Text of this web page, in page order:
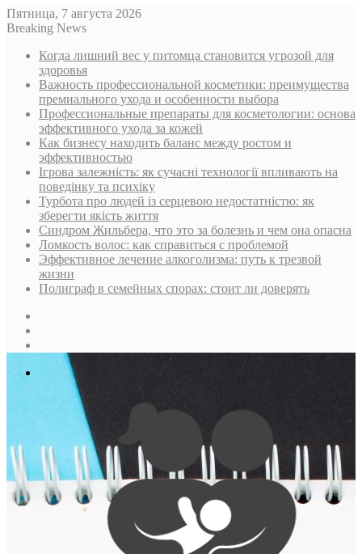
Пятница, 7 августа 2026
Breaking News
Когда лишний вес у питомца становится угрозой для
здоровья
Важность профессиональной косметики: преимущества
премиального ухода и особенности выбора
Профессиональные препараты для косметологии: основа
эффективного ухода за кожей
Как бизнесу находить баланс между ростом и
эффективностью
Ігрова залежність: як сучасні технології впливають на
поведінку та психіку
Турбота про людей із серцевою недостатністю: як
зберегти якість життя
Синдром Жильбера, что это за болезнь и чем она опасна
Ломкость волос: как справиться с проблемой
Эффективное лечение алкоголизма: путь к трезвой
жизни
Полиграф в семейных спорах: стоит ли доверять
Меню